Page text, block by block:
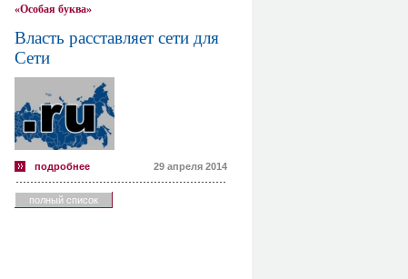
«Особая буква»
Власть расставляет сети для
Сети
подробнее 29 апреля 2014
полный список